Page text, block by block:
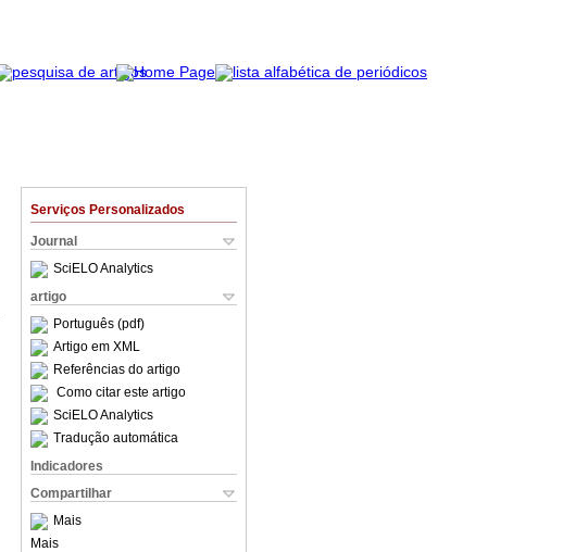
Serviços Personalizados
Journal
SciELO Analytics
artigo
Português (pdf)
Artigo em XML
Referências do artigo
Como citar este artigo
SciELO Analytics
Tradução automática
Indicadores
Compartilhar
Mais
Mais